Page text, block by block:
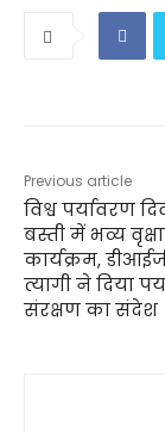
Previous article
विश्व पर्यावरण
बस्ती में भव्य
कार्यक्रम,
त्यागी ने दिया
संरक्षण का संदेश